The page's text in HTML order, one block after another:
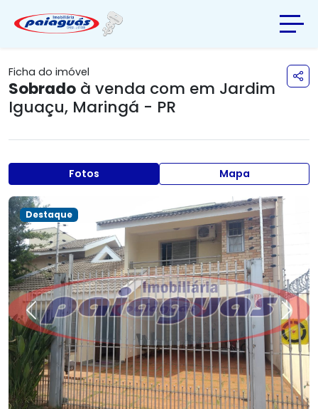
Ficha do imóvel
Sobrado à venda com em Jardim
Iguaçu, Maringá - PR
Fotos Mapa
Previous Next
Destaque